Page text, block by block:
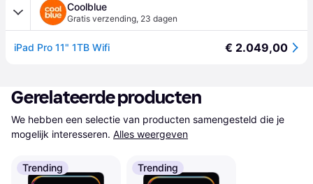
Coolblue
Gratis verzending, 23 dagen
iPad Pro 11" 1TB Wifi € 2.049,00
Gerelateerde producten
We hebben een selectie van producten samengesteld die je
mogelijk interesseren. Alles weergeven
Trending Trending